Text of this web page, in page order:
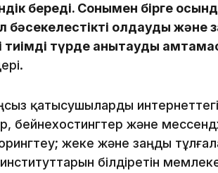
береді. Сонымен бірге
бәсекелестікті қолдауды және
тиімді түрде анықтауды
қатысушыларды
бейнехостингтер және
жеке және заңды
білдіретін